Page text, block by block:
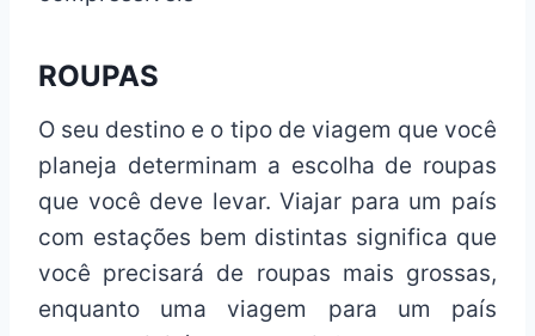
ROUPAS
O seu destino e o tipo de viagem que você
planeja determinam a escolha de roupas
que você deve levar. Viajar para um país
com estações bem distintas significa que
você precisará de roupas mais grossas,
enquanto uma viagem para um país